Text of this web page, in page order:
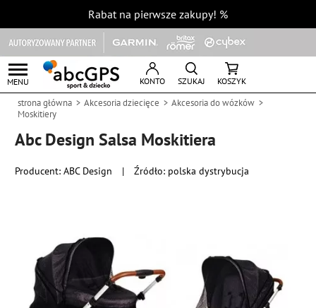
Rabat na pierwsze zakupy! %
MENU KONTO SZUKAJ KOSZYK
strona główna Akcesoria dziecięce
Akcesoria do wózków
Moskitiery
Abc Design Salsa Moskitiera
Producent:ABC Design | Źródło: polska dystrybucja